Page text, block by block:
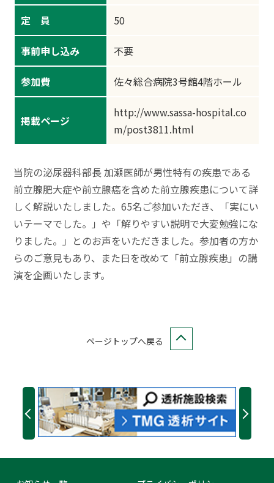
定 員 50
事前申し込み 不要
参加費 佐々総合病院3号館4階ホール
掲載ページ
http://www.sassa-hospital.co
m/post3811.html
当院の泌尿器科部長 加瀬医師が男性特有の疾患である
前立腺肥大症や前立腺癌を含めた前立腺疾患について詳
しく解説いたしました。65名ご参加いただき、「実にい
いテーマでした。」や「解りやすい説明で大変勉強にな
りました。」とのお声をいただきました。参加者の方か
らのご意見もあり、また日を改めて「前立腺疾患」の講
演を企画いたします。
ページトップへ戻る